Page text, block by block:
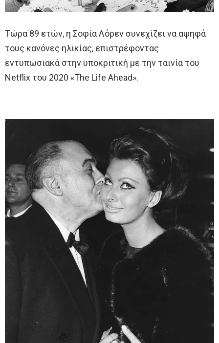
Τώρα 89 ετών, η Σοφία Λόρεν συνεχίζει να αψηφά
τους κανόνες ηλικίας, επιστρέφοντας
εντυπωσιακά στην υποκριτική με την ταινία του
Netflix του 2020 «The Life Ahead».